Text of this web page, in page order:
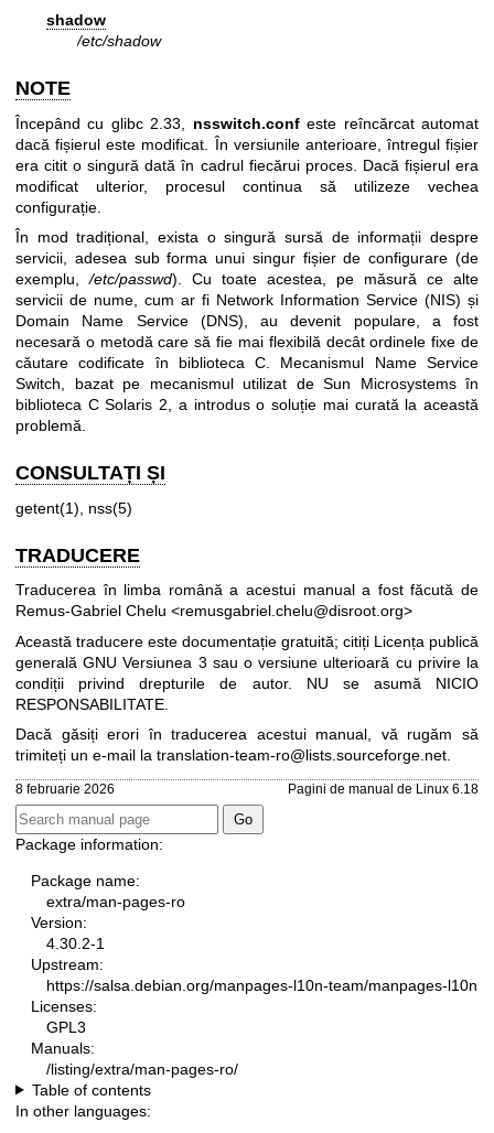
shadow
/etc/shadow
NOTE
Începând cu glibc 2.33, nsswitch.confeste reîncărcat automat
dacă fișierul este modificat. În versiunile anterioare, întregul fișier
era citit o singură dată în cadrul fiecărui proces. Dacă fișierul era
modificat ulterior, procesul continua să utilizeze vechea
configurație.
În mod tradițional, exista o singură sursă de informații despre
servicii, adesea sub forma unui singur fișier de configurare (de
exemplu,/etc/passwd). Cu toate acestea, pe măsură ce alte
servicii de nume, cum ar fi Network Information Service (NIS) și
Domain Name Service (DNS), au devenit populare, a fost
necesară o metodă care să fie mai flexibilă decât ordinele fixe de
căutare codificate în biblioteca C. Mecanismul Name Service
Switch, bazat pe mecanismul utilizat de Sun Microsystems în
biblioteca C Solaris 2, a introdus o soluție mai curată la această
problemă.
CONSULTAȚI ȘI
getent(1) nss(5)
TRADUCERE
Traducerea în limba română a acestui manual a fost făcută de
Remus-Gabriel Chelu <remusgabriel.chelu@disroot.org>
Această traducere este documentație gratuită; citiți Licența publică
generală GNU Versiunea 3 sau o versiune ulterioară cu privire la
condiții privind drepturile de autor. NU se asumă NICIO
RESPONSABILITATE.
Dacă găsiți erori în traducerea acestui manual, vă rugăm să
trimiteți un e-mail la translation-team-ro@lists.sourceforge.net
8 februarie 2026 Pagini de manual de Linux 6.18
Package information:
Package name:
extra/man-pages-ro
Version:
4.30.2-1
Upstream:
https://salsa.debian.org/manpages-l10n-team/manpages-l10n
Licenses:
GPL3
Manuals:
/listing/extra/man-pages-ro/
Table of contents
In other languages: